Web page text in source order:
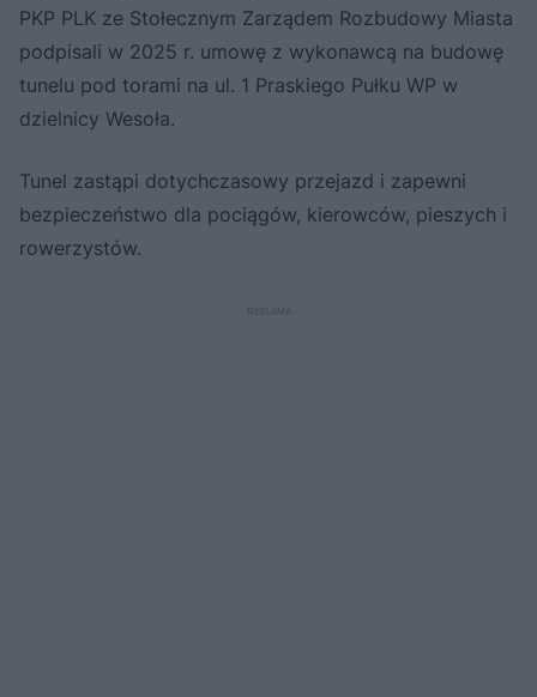
PKP PLK ze Stołecznym Zarządem Rozbudowy Miasta
podpisali w 2025 r. umowę z wykonawcą na budowę
tunelu pod torami na ul. 1 Praskiego Pułku WP w
dzielnicy Wesoła.
Tunel zastąpi dotychczasowy przejazd i zapewni
bezpieczeństwo dla pociągów, kierowców, pieszych i
rowerzystów.